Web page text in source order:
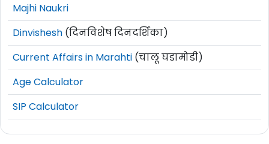
Majhi Naukri
Dinvishesh (दिनविशेष दिनदर्शिका)
Current Affairs in Marahti (चालू घडामोडी)
Age Calculator
SIP Calculator